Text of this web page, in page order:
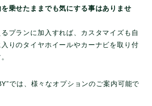
乗せたままでも気にする事はありませ
プランに加入すれば、カスタマイズも自
りのタイヤホイールやカーナビを取り付
では、様々なオプションのご案内可能で